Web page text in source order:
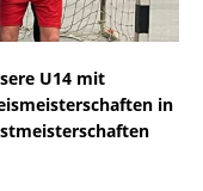
U14 mit
in